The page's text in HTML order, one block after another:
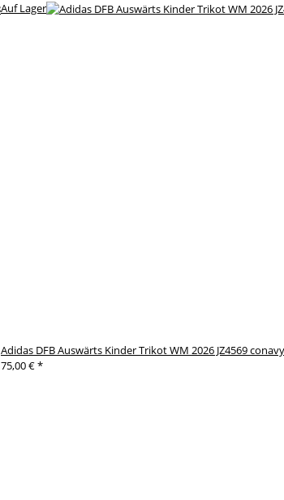
Auf Lager
Adidas DFB Auswärts Kinder Trikot WM 2026 JZ4569 conavy
75,00 €*